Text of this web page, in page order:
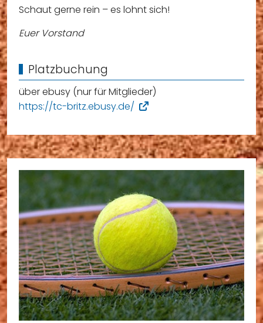
Schaut gerne rein – es lohnt sich!
Euer Vorstand
Platzbuchung
über ebusy (nur für Mitglieder)
https://tc-britz.ebusy.de/